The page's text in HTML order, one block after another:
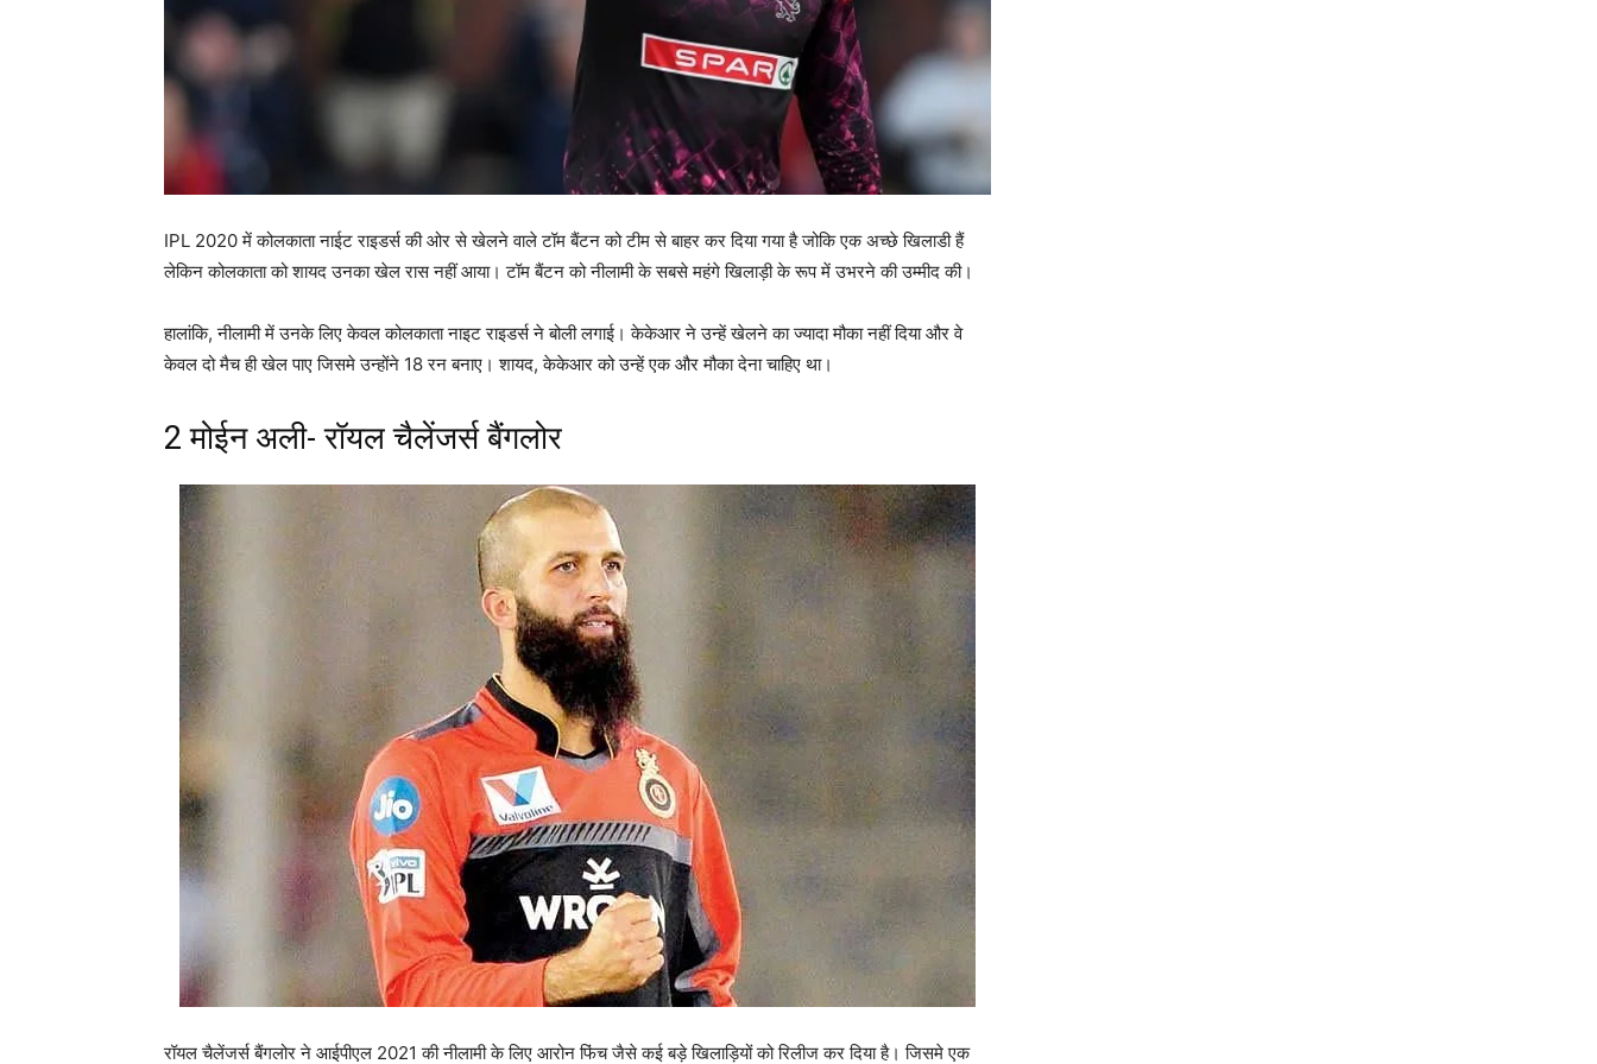
IPL 2020 में कोलकाता नाईट राइडर्स की ओर से खेलने वाले टॉम बैंटन को टीम से बाहर कर दिया गया है जोकि एक अच्छे खिलाडी हैं
लेकिन कोलकाता को शायद उनका खेल रास नहीं आया। टॉम बैंटन को नीलामी के सबसे महंगे खिलाड़ी के रूप में उभरने की उम्मीद की।
हालांकि, नीलामी में उनके लिए केवल कोलकाता नाइट राइडर्स ने बोली लगाई। केकेआर ने उन्हें खेलने का ज्यादा मौका नहीं दिया और वे
केवल दो मैच ही खेल पाए जिसमे उन्होंने 18 रन बनाए। शायद, केकेआर को उन्हें एक और मौका देना चाहिए था।
2 मोईन अली- रॉयल चैलेंजर्स बैंगलोर
रॉयल चैलेंजर्स बैंगलोर ने आईपीएल 2021 की नीलामी के लिए आरोन फिंच जैसे कई बड़े खिलाड़ियों को रिलीज कर दिया है। जिसमे एक